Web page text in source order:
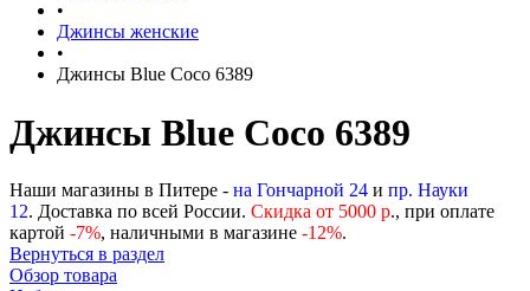
•
Джинсы женские
•
Джинсы Blue Coco 6389
Джинсы Blue Coco 6389
Наши магазины в Питере - на Гончарной 24 и пр. Науки
12. Доставка по всей России. Скидка от 5000 р., при оплате
картой -7%, наличными в магазине -12%.
Вернуться в раздел
Обзор товара